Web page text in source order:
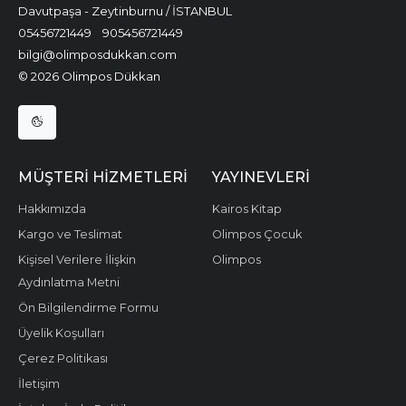
Davutpaşa - Zeytinburnu / İSTANBUL
05456721449
905456721449
bilgi@olimposdukkan.com
© 2026 Olimpos Dükkan
MÜŞTERI HIZMETLERI
Hakkımızda
Kargo ve Teslimat
Kişisel Verilere İlişkin
Aydınlatma Metni
Ön Bilgilendirme Formu
Üyelik Koşulları
Çerez Politikası
İletişim
YAYINEVLERI
Kairos Kitap
Olimpos Çocuk
Olimpos